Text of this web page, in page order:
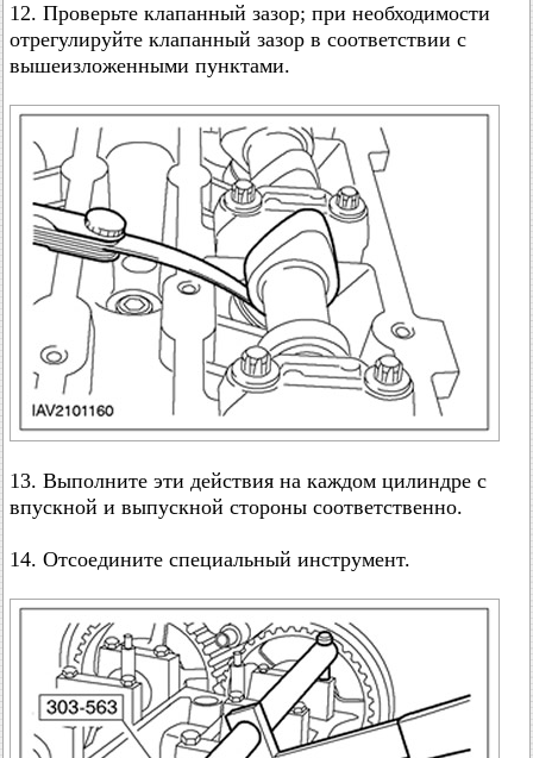
12. Проверьте клапанный зазор; при необходимости
отрегулируйте клапанный зазор в соответствии с
вышеизложенными пунктами.
13. Выполните эти действия на каждом цилиндре с
впускной и выпускной стороны соответственно.
14. Отсоедините специальный инструмент.